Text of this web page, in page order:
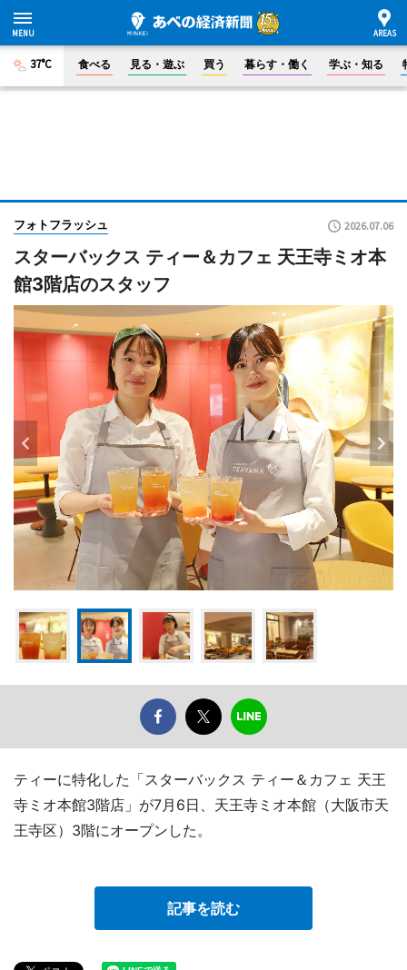
37°C 食べる 見る・遊ぶ 買う 暮らす・働く 学ぶ・知る
フォトフラッシュ 2026.07.06
スターバックス ティー＆カフェ 天王寺ミオ本
館3階店のスタッフ
ティーに特化した「スターバックス ティー＆カフェ 天王
寺ミオ本館3階店」が7月6日、天王寺ミオ本館（大阪市天
王寺区）3階にオープンした。
記事を読む